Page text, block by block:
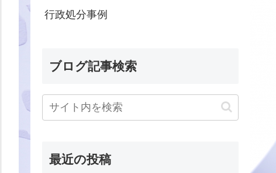
行政処分事例
ブログ記事検索
最近の投稿